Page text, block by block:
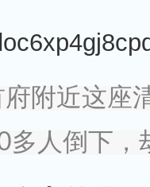
附近这座
多人倒下，